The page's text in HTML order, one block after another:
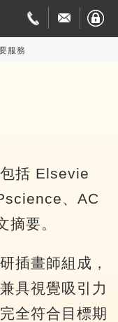
服務
括 Elsevie
、AC
要。
插畫師組成，
具視覺吸引力
全符合目標期